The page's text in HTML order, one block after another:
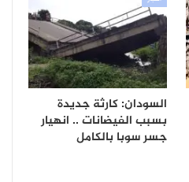
السودان: كارثة جديدة
بسبب الفيضانات .. انهيار
جسر سوبا بالكامل